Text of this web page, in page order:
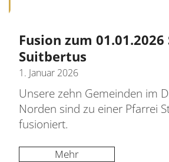
Fusion zum 01.01.2026
Suitbertus
1. Januar 2026
Unsere zehn Gemeinden im
Norden sind zu einer Pfarrei
fusioniert.
Mehr